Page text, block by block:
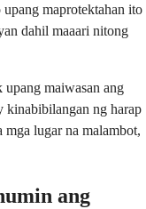
maprotektahan ito
dahil maaari nitong
maiwasan ang
kinabibilangan ng harap
lugar na malambot,
ang